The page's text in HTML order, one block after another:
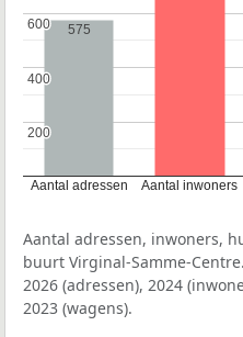
Aantal adressen Aantal inwoners
200
200
400
400
600
600 575
Aantal adressen, inwoners,
buurt Virginal-Samme-
2026 (adressen), 2024
2023 (wagens).